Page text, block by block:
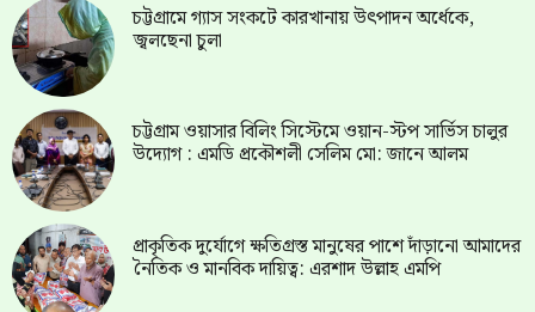
চট্টগ্রামে গ্যাস সংকটে কারখানায় উৎপাদন অর্ধেকে,
জ্বলছেনা চুলা
চট্টগ্রাম ওয়াসার বিলিং সিস্টেমে ওয়ান-স্টপ সার্ভিস চালুর
উদ্যোগ : এমডি প্রকৌশলী সেলিম মো: জানে আলম
প্রাকৃতিক দুর্যোগে ক্ষতিগ্রস্ত মানুষের পাশে দাঁড়ানো আমাদের
নৈতিক ও মানবিক দায়িত্ব: এরশাদ উল্লাহ এমপি